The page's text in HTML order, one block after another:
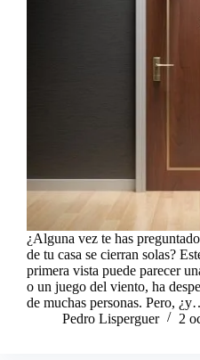
¿Alguna vez te has
de tu casa se cierran solas?
primera vista puede parecer
o un juego del viento, ha
de muchas personas. Pero,
Pedro Lisperguer
2